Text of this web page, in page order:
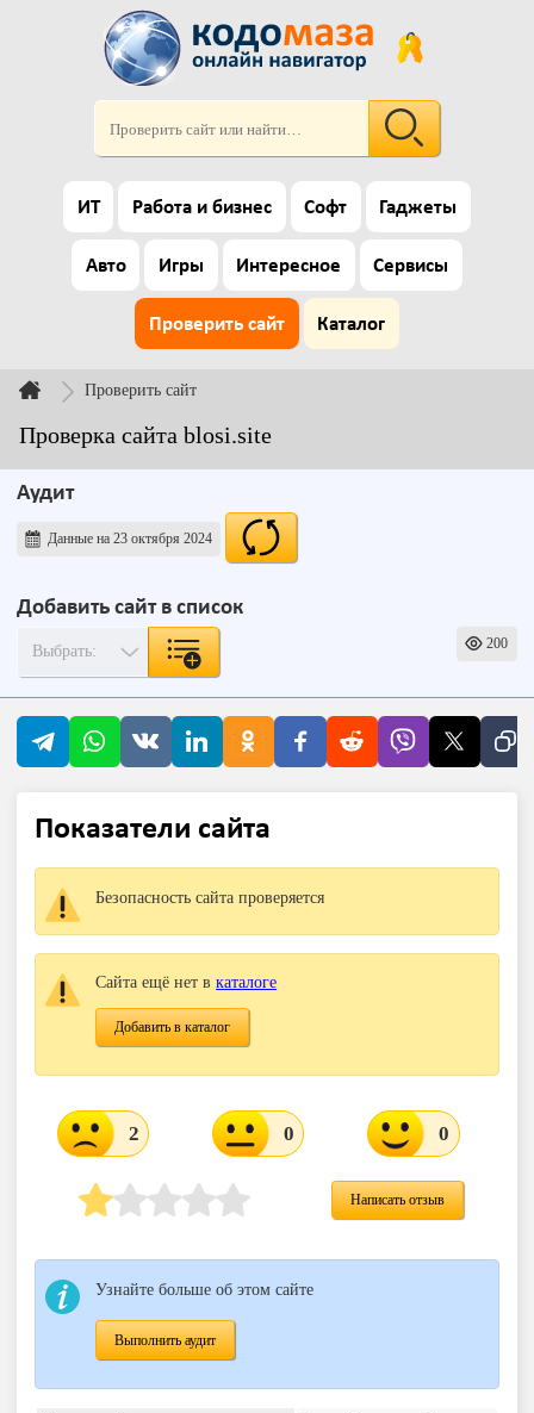
ИТ Работа и бизнес Софт Гаджеты
Авто Игры Интересное Сервисы
Проверить сайт Каталог
Проверить сайт
Проверка сайта blosi.site
Аудит
Данные на 23 октября 2024
Добавить сайт в список
200
Показатели сайта
Безопасность сайта проверяется
Сайта ещё нет вкаталоге
Добавить в каталог
2 0 0
Написать отзыв
Узнайте больше об этом сайте
Выполнить аудит